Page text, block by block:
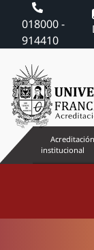
018000 -
914410
Acreditación
institucional